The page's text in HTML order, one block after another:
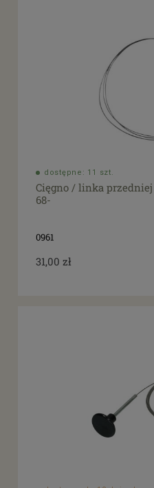
dostępne: 11 szt.
Cięgno / linka przedniej
68-
0961
31,00 zł